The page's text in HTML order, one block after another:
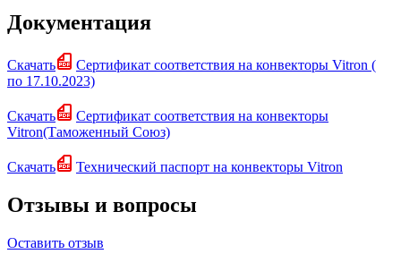
Документация
Скачать
Сертификат соответствия на конвекторы Vitron (
по 17.10.2023)
Скачать
Сертификат соответствия на конвекторы
Vitron(Таможенный Союз)
Скачать Технический паспорт на конвекторы Vitron
Отзывы и вопросы
Оставить отзыв